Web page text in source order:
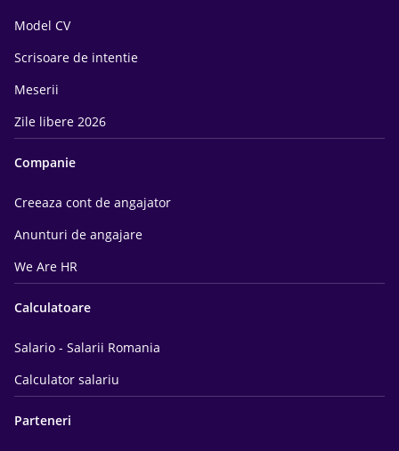
Model CV
Scrisoare de intentie
Meserii
Zile libere 2026
Companie
Creeaza cont de angajator
Anunturi de angajare
We Are HR
Calculatoare
Salario - Salarii Romania
Calculator salariu
Parteneri